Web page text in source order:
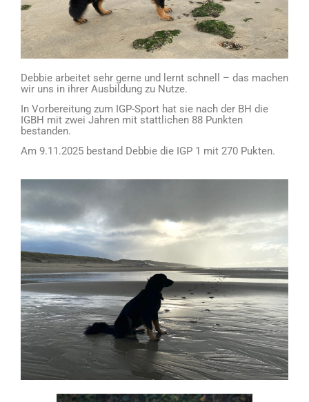
Debbie arbeitet sehr gerne und lernt schnell – das machen
wir uns in ihrer Ausbildung zu Nutze.
In Vorbereitung zum IGP-Sport hat sie nach der BH die
IGBH mit zwei Jahren mit stattlichen 88 Punkten
bestanden.
Am 9.11.2025 bestand Debbie die IGP 1 mit 270 Pukten.